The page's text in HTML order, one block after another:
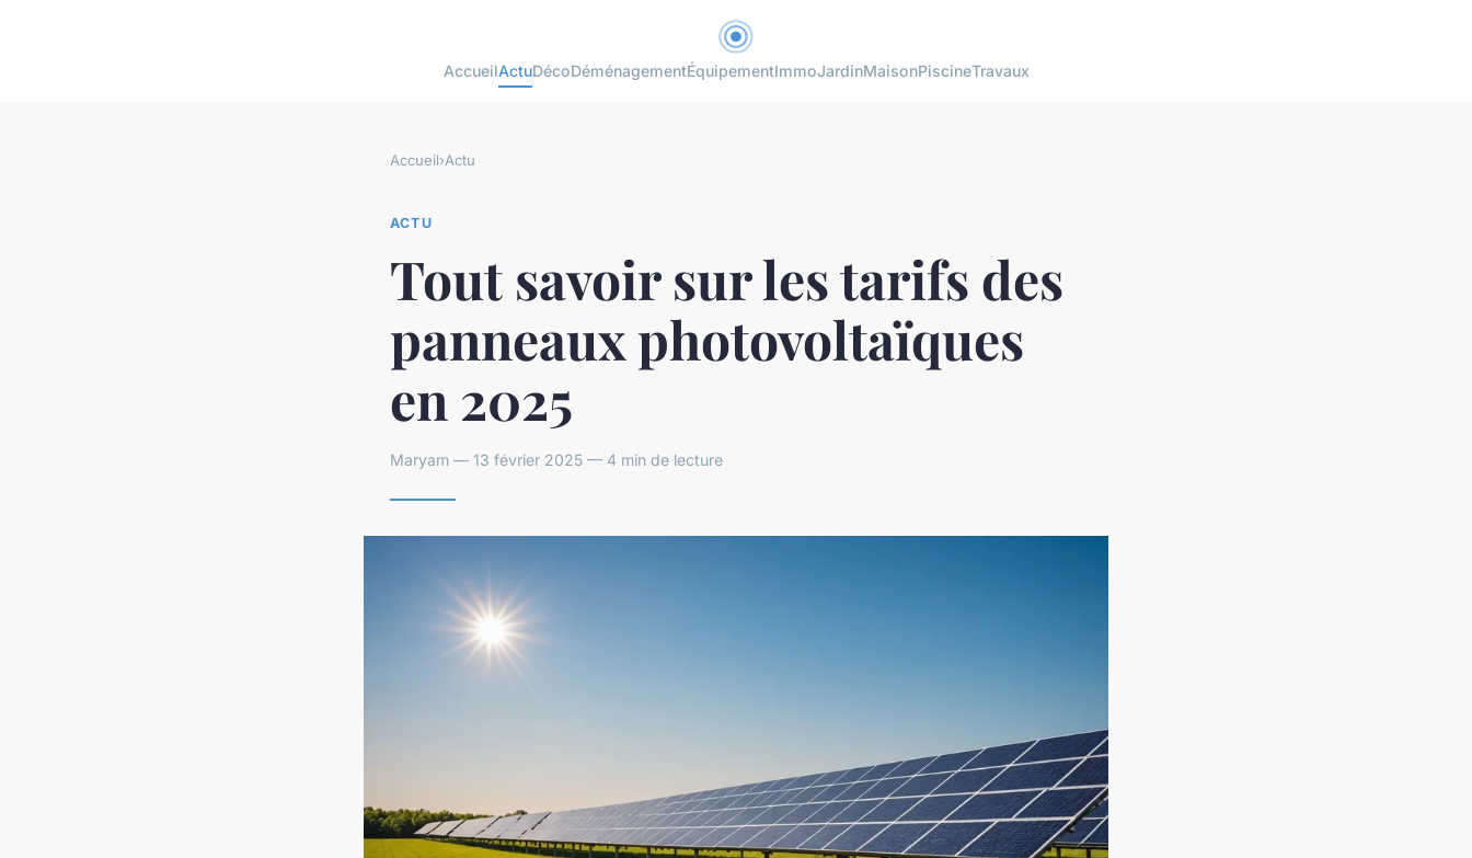
AccueilActuDécoDéménagementÉquipementImmoJardinMaisonPiscineTravaux
Accueil›Actu
ACTU
Tout savoir sur les tarifs des
panneaux photovoltaïques
en 2025
Maryam — 13 février 2025 — 4 min de lecture